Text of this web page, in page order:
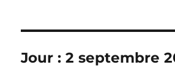
Jour :2 septembre